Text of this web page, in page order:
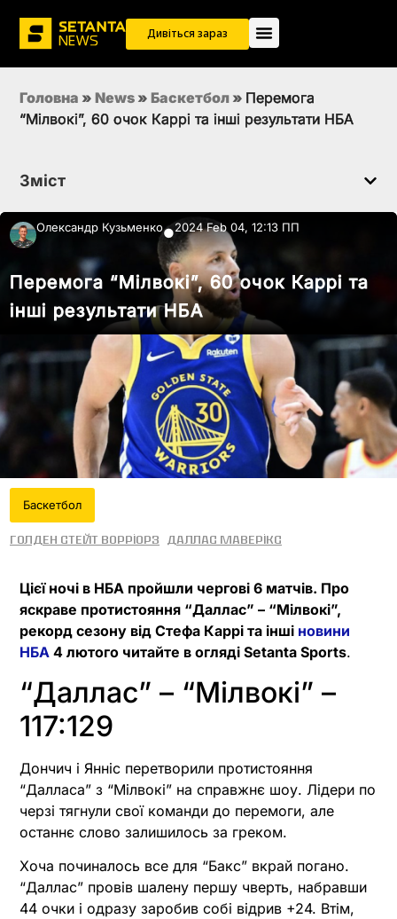
Дивіться зараз
Головна » News » Баскетбол » Перемога
“Мілвокі”, 60 очок Каррі та інші результати НБА
Зміст
Олександр Кузьменко●2024 Feb 04, 12:13 ПП
Перемога “Мілвокі”, 60 очок Каррі та
інші результати НБА
Баскетбол
Голден Стейт Ворріорз Даллас Маверікс
Цієї ночі в НБА пройшли чергові 6 матчів. Про
яскраве протистояння “Даллас” – “Мілвокі”,
рекорд сезону від Стефа Каррі та інші новини
НБА 4 лютого читайте в огляді Setanta Sports.
“Даллас” – “Мілвокі” –
117:129
Дончич і Янніс перетворили протистояння
“Далласа” з “Мілвокі” на справжнє шоу. Лідери по
черзі тягнули свої команди до перемоги, але
останнє слово залишилось за греком.
Хоча починалось все для “Бакс” вкрай погано.
“Даллас” провів шалену першу чверть, набравши
44 очки і одразу заробив собі відрив +24. Втім,